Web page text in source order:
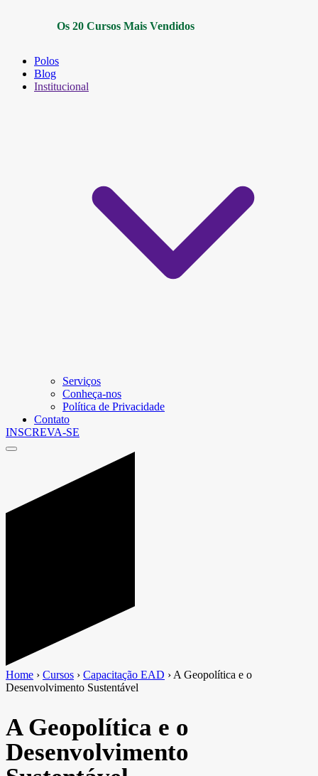
Os 20 Cursos Mais Vendidos
Polos
Blog
Institucional
Serviços
Conheça-nos
Política de Privacidade
Contato
INSCREVA-SE
Home › Cursos › Capacitação EAD › A Geopolítica e o
Desenvolvimento Sustentável
A Geopolítica e o
Desenvolvimento